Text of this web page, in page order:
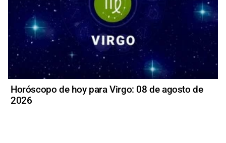
Horóscopo de hoy para Virgo: 08 de agosto de
2026